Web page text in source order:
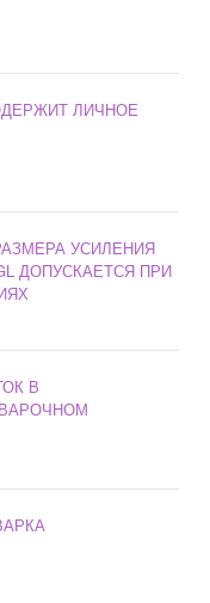
ЛИЧНОЕ
УСИЛЕНИЯ
ДОПУСКАЕТСЯ ПРИ
В